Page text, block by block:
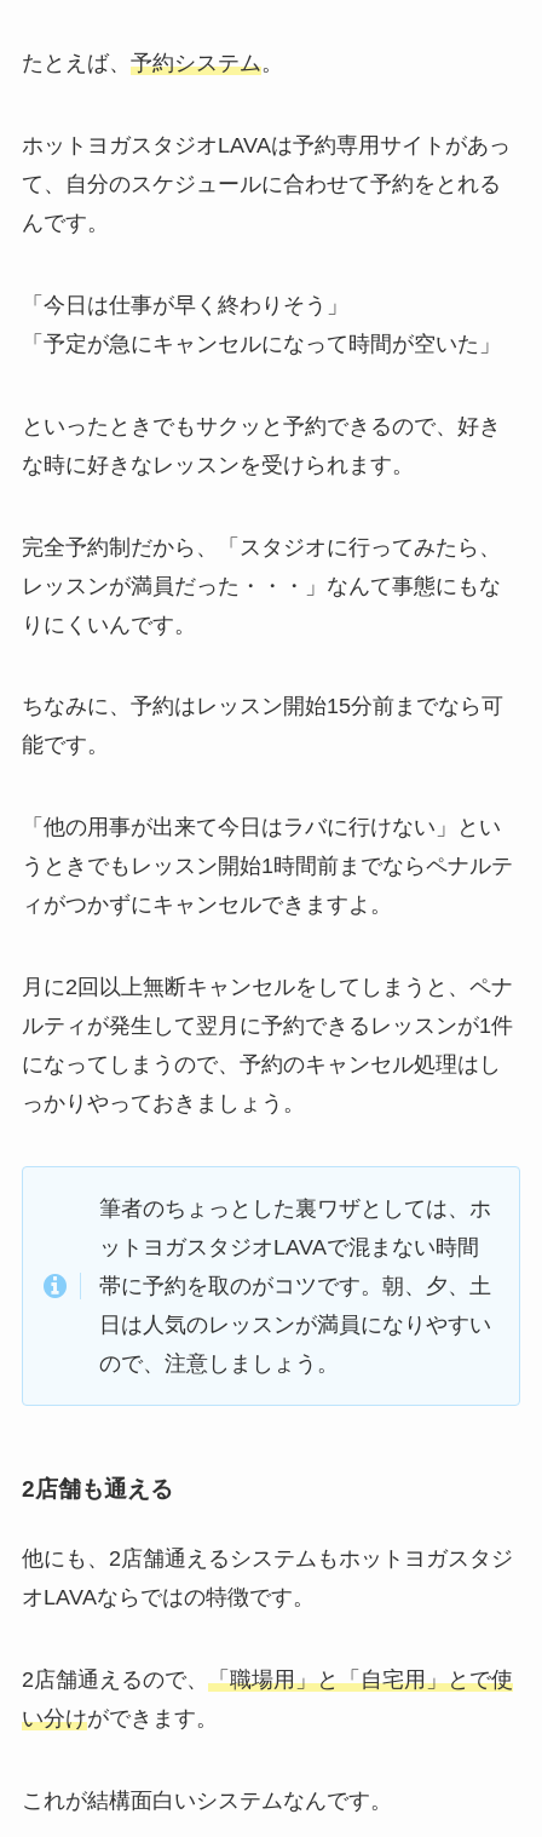
たとえば、 予約システム。
ホットヨガスタジオLAVAは予約専用サイトがあっ
て、自分のスケジュールに合わせて予約をとれる
んです。
「今日は仕事が早く終わりそう」
「予定が急にキャンセルになって時間が空いた」
といったときでもサクッと予約できるので、好き
な時に好きなレッスンを受けられます。
完全予約制だから、
「スタジオに行ってみたら、
レッスンが満員だった・・・」 なんて事態にもな
りにくいんです。
ちなみに、予約はレッスン開始15分前までなら可
能です。
「他の用事が出来て今日はラバに行けない」
とい
うときでもレッスン開始1時間前までならペナルテ
ィがつかずにキャンセルできますよ。
月に2回以上無断キャンセルをしてしまうと、ペナ
ルティが発生して翌月に予約できるレッスンが1件
になってしまうので、予約のキャンセル処理はし
っかりやっておきましょう。
筆者のちょっとした裏ワザとしては、ホ
ットヨガスタジオLAVAで混まない時間
帯に予約を取のがコツです。朝、夕、土
日は人気のレッスンが満員になりやすい
ので、注意しましょう。
2店舗も通える
他にも、2店舗通えるシステムもホットヨガスタジ
オLAVAならではの特徴です。
2店舗通えるので、 「職場用」と「自宅用」とで使
い分けができます。
これが結構面白いシステムなんです。